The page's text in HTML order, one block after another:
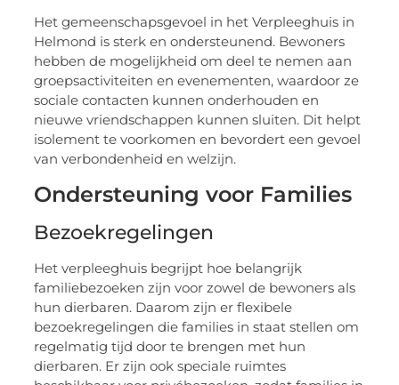
Het gemeenschapsgevoel in het Verpleeghuis in
Helmond is sterk en ondersteunend. Bewoners
hebben de mogelijkheid om deel te nemen aan
groepsactiviteiten en evenementen, waardoor ze
sociale contacten kunnen onderhouden en
nieuwe vriendschappen kunnen sluiten. Dit helpt
isolement te voorkomen en bevordert een gevoel
van verbondenheid en welzijn.
Ondersteuning voor Families
Bezoekregelingen
Het verpleeghuis begrijpt hoe belangrijk
familiebezoeken zijn voor zowel de bewoners als
hun dierbaren. Daarom zijn er flexibele
bezoekregelingen die families in staat stellen om
regelmatig tijd door te brengen met hun
dierbaren. Er zijn ook speciale ruimtes